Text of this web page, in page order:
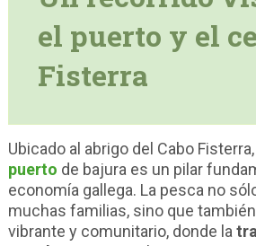
el puerto y el
Fisterra
Ubicado al abrigo del Cabo
puerto de bajura es un pilar
economía gallega. La pesca no
muchas familias, sino que
vibrante y comunitario, donde la